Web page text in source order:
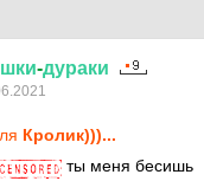
-дураки
Кролик)))...
ты меня бесишь